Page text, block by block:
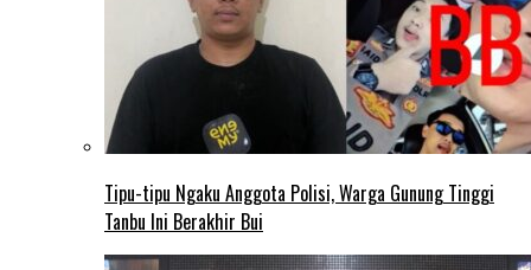
Tipu-tipu Ngaku Anggota Polisi, Warga Gunung Tinggi
Tanbu Ini Berakhir Bui